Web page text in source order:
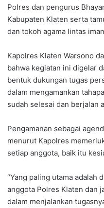
Polres dan pengurus
Kabupaten Klaten serta
dan tokoh agama lintas
Kapolres Klaten Warsono
bahwa kegiatan ini digelar
bentuk dukungan tugas
dalam mengamankan
sudah selesai dan berjalan
Pengamanan sebagai
menurut Kapolres
setiap anggota, baik itu
“Yang paling utama adalah
anggota Polres Klaten dan
dalam menjalankan